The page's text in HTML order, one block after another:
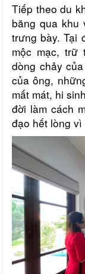
Tiếp theo du
băng qua khu
trưng bày. Tại
mộc mạc, trữ
dòng chảy
của ông,
mất mát, hi
đời làm cách
đạo hết lòng